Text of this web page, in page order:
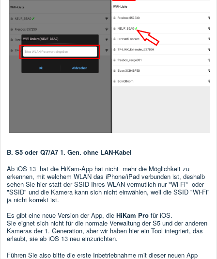
B. S5 oder Q7/A7 1. Gen. ohne LAN-Kabel
Ab iOS 13 hat die HiKam-App hat nicht mehr die Möglichkeit zu
erkennen, mit welchem WLAN das iPhone/iPad verbunden ist, deshalb
sehen Sie hier statt der SSID Ihres WLAN vermutlich nur "Wi-Fi" oder
"SSID" und die Kamera kann sich nicht einwählen, weil die SSID "Wi-Fi"
ja nicht korrekt ist.
Es gibt eine neue Version der App, die HiKam Pro für iOS.
Sie eignet sich nicht für die normale Verwaltung der S5 und der anderen
Kameras der 1. Generation, aber wir haben hier ein Tool integriert, das
erlaubt, sie ab iOS 13 neu einzurichten.
Führen Sie also bitte die erste Inbetriebnahme mit dieser neuen App